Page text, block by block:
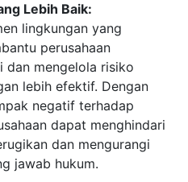
Lebih Baik:
lingkungan yang
perusahaan
dan mengelola risiko
lebih efektif. Dengan
negatif terhadap
dapat menghindari
dan mengurangi
jawab hukum.